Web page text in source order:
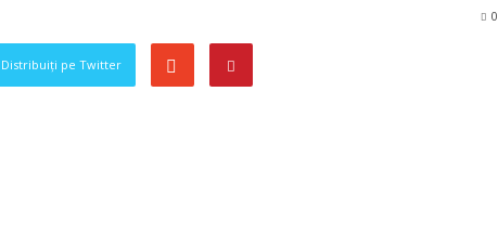
0
Distribuiți pe Twitter